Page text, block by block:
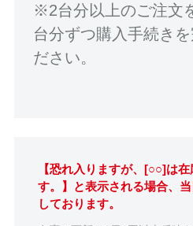
※2台分以上のご注文
台分ずつ購入手続き
ださい。
【恐れ入りますが、[○○]は
す。】と表示される場合、
しております。